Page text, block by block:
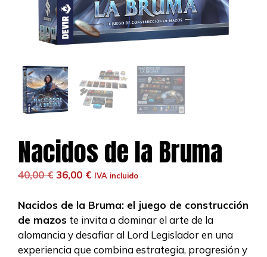
Nacidos de la Bruma
40,00€ El
original
era:
40,00 €.
36,00 €El
actual
es:
36,00 €.
IVA incluido
Nacidos de la Bruma: el juego de construcción
de mazos te invita a dominar el arte de la
alomancia y desafiar al Lord Legislador en una
experiencia que combina estrategia, progresión y